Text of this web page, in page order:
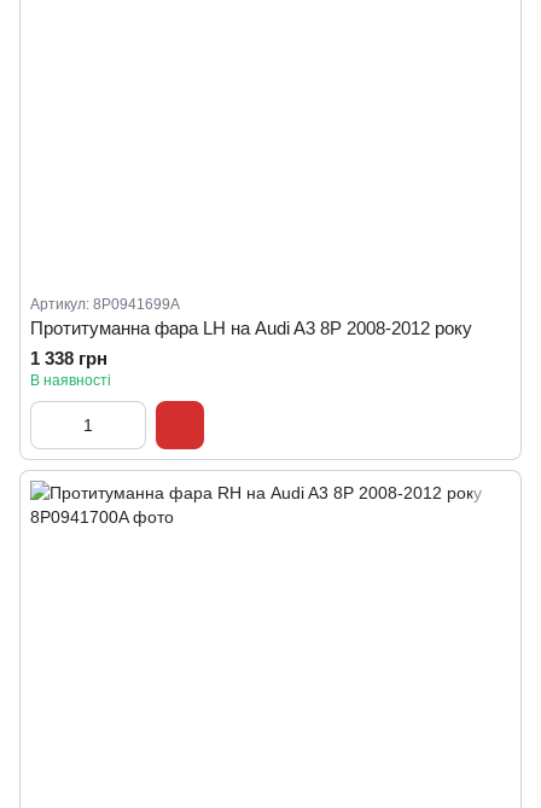
Артикул: 8P0941699A
Протитуманна фара LH на Audi A3 8P 2008-2012 року
1 338 грн
В наявності